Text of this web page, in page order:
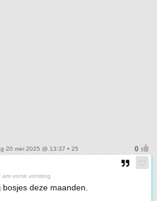
20 mei 2025 @ 13:37 • 25
I am vomit vomiting
deze maanden.